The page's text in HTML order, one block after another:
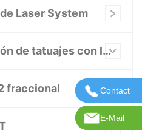
Laser System
Máquina de eliminación de tatuajes con láser
fraccional Contact
E-Mail
Correo